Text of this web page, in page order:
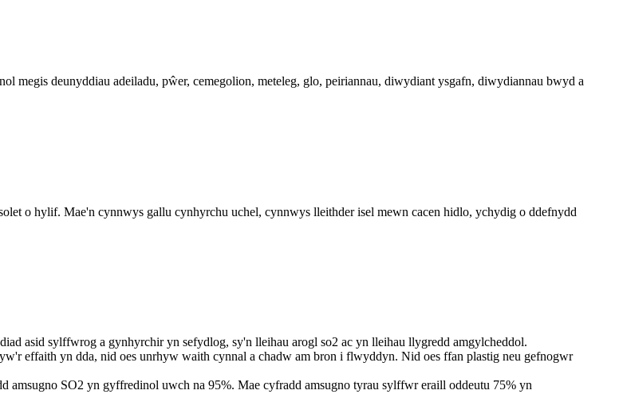
megis deunyddiau adeiladu, pŵer, cemegolion, meteleg, glo, peiriannau, diwydiant ysgafn, diwydiannau bwyd a
o hylif. Mae'n cynnwys gallu cynhyrchu uchel, cynnwys lleithder isel mewn cacen hidlo, ychydig o ddefnydd
asid sylffwrog a gynhyrchir yn sefydlog, sy'n lleihau arogl so2 ac yn lleihau llygredd amgylcheddol.
effaith yn dda, nid oes unrhyw waith cynnal a chadw am bron i flwyddyn. Nid oes ffan plastig neu gefnogwr
SO2 yn gyffredinol uwch na 95%. Mae cyfradd amsugno tyrau sylffwr eraill oddeutu 75% yn